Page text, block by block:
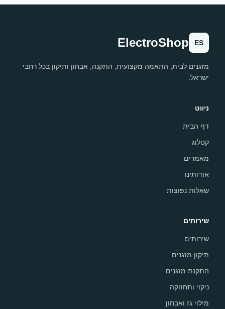
ES
ElectroShop
מזגנים לבית, התאמה מקצועית, התקנה, אבחון ותיקון בכל רחבי
ישראל.
ניווט
דף הבית
קטלוג
מאמרים
אודותינו
שאלות נפוצות
שירותים
שירותים
תיקון מזגנים
התקנת מזגנים
ניקוי ותחזוקה
מילוי גז ואבחון